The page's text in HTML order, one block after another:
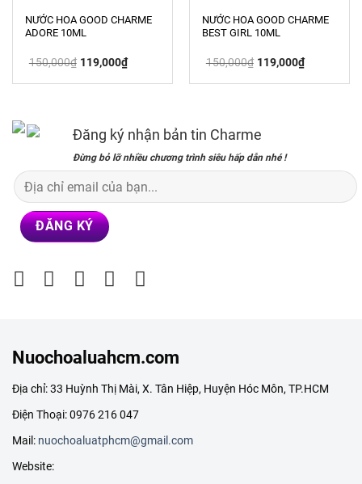
NƯỚC HOA GOOD CHARME
ADORE 10ML
150,000₫ Giá
gốc
119,000₫Giá
hiện
NƯỚC HOA GOOD CHARME
BEST GIRL 10ML
150,000₫ Giá
gốc
119,000₫Giá
hiện
Đăng ký nhận bản tin Charme
Đừng bỏ lỡ nhiều chương trình siêu hấp dẫn nhé !
Nuochoaluahcm.com
Địa chỉ: 33 Huỳnh Thị Mài, X. Tân Hiệp, Huyện Hóc Môn, TP.HCM
Điện Thoại: 0976 216 047
Mail: nuochoaluatphcm@gmail.com
Website: